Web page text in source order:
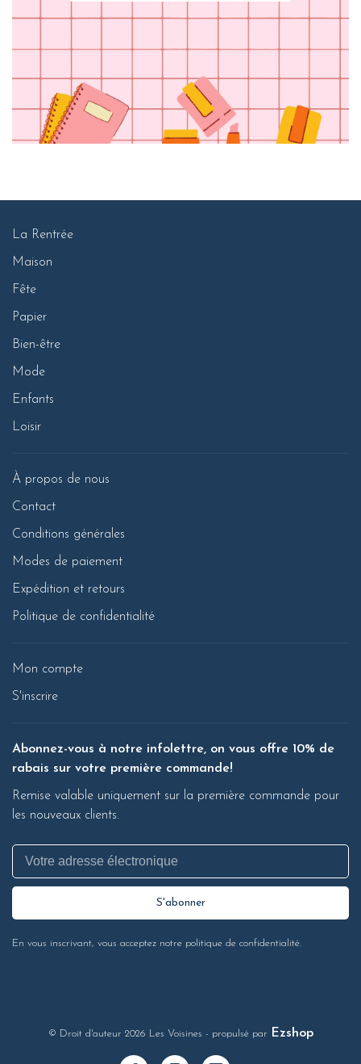
La Rentrée
Maison
Fête
Papier
Bien-être
Mode
Enfants
Loisir
À propos de nous
Contact
Conditions générales
Modes de paiement
Expédition et retours
Politique de confidentialité
Mon compte
S'inscrire
Abonnez-vous à notre infolettre, on vous offre 10% de
rabais sur votre première commande!
Remise valable uniquement sur la première commande pour
les nouveaux clients.
S'abonner
En vous inscrivant, vous acceptez notre politique de confidentialité.
© Droit d'auteur 2026 Les Voisines - propulsé par Ezshop